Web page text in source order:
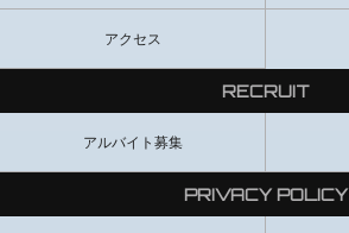
アクセス
RECRUIT
アルバイト募集
PRIVACY POLICY